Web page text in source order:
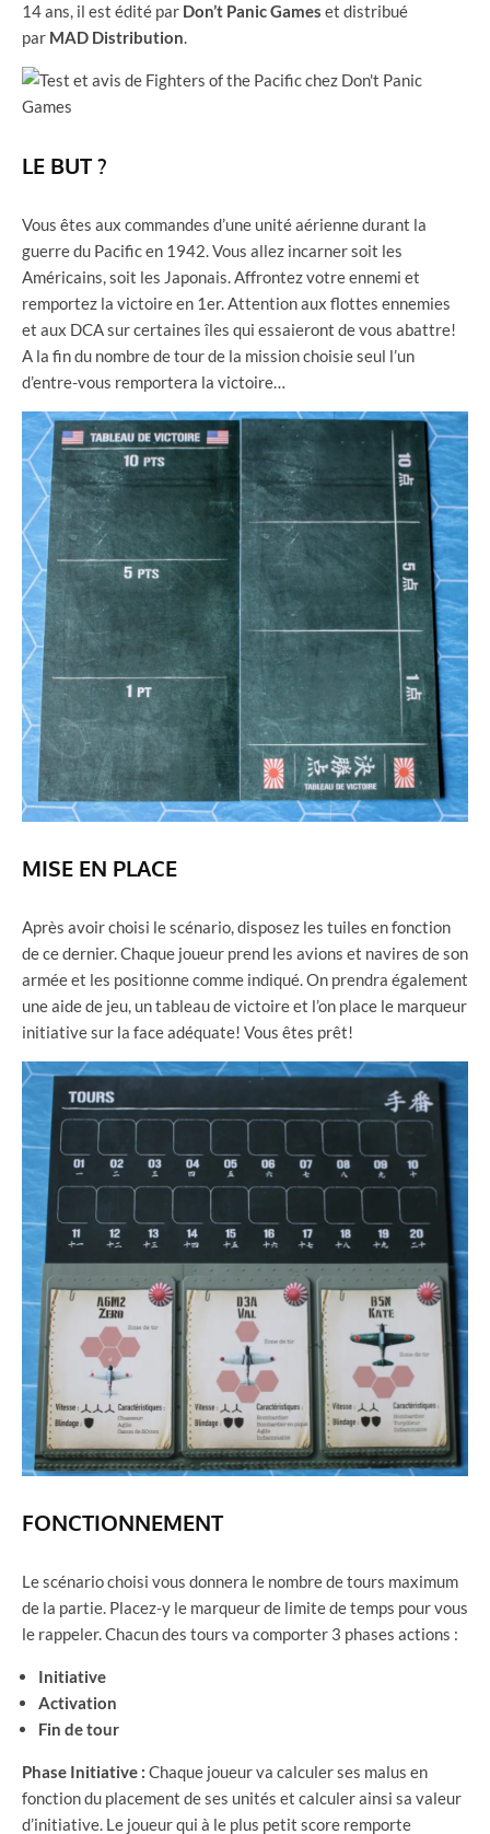
14 ans, il est édité par Don’t Panic Games et distribué
par MAD Distribution.
LE BUT ?
Vous êtes aux commandes d’une unité aérienne durant la
guerre du Pacific en 1942. Vous allez incarner soit les
Américains, soit les Japonais. Affrontez votre ennemi et
remportez la victoire en 1er. Attention aux flottes ennemies
et aux DCA sur certaines îles qui essaieront de vous abattre!
A la fin du nombre de tour de la mission choisie seul l’un
d’entre-vous remportera la victoire…
MISE EN PLACE
Après avoir choisi le scénario, disposez les tuiles en fonction
de ce dernier. Chaque joueur prend les avions et navires de son
armée et les positionne comme indiqué. On prendra également
une aide de jeu, un tableau de victoire et l’on place le marqueur
initiative sur la face adéquate! Vous êtes prêt!
FONCTIONNEMENT
Le scénario choisi vous donnera le nombre de tours maximum
de la partie. Placez-y le marqueur de limite de temps pour vous
le rappeler. Chacun des tours va comporter 3 phases actions :
Initiative
Activation
Fin de tour
Phase Initiative : Chaque joueur va calculer ses malus en
fonction du placement de ses unités et calculer ainsi sa valeur
d’initiative. Le joueur qui à le plus petit score remporte